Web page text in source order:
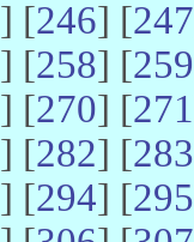
] [246] [247
] [258] [259
] [270] [271
] [282] [283
] [294] [295